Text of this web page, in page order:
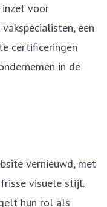
inzet voor
een
certificeringen
in de
vernieuwd, met
visuele stijl.
hun rol als